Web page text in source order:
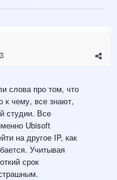
слова про том, что
к чему, все знают,
студии. Все
Ubisoft
на другое IP, как
Учитывая
срок